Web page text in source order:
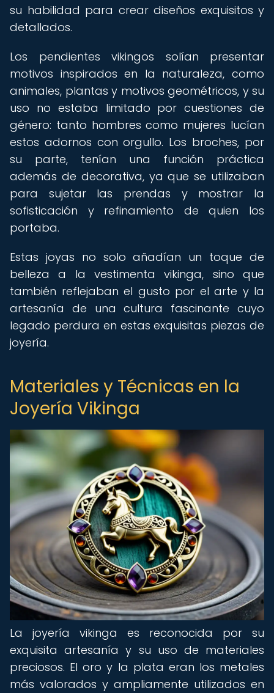
su habilidad para crear diseños exquisitos y
detallados.
Los pendientes vikingos solían presentar
motivos inspirados en la naturaleza, como
animales, plantas y motivos geométricos, y su
uso no estaba limitado por cuestiones de
género: tanto hombres como mujeres lucían
estos adornos con orgullo. Los broches, por
su parte, tenían una función práctica
además de decorativa, ya que se utilizaban
para sujetar las prendas y mostrar la
sofisticación y refinamiento de quien los
portaba.
Estas joyas no solo añadían un toque de
belleza a la vestimenta vikinga, sino que
también reflejaban el gusto por el arte y la
artesanía de una cultura fascinante cuyo
legado perdura en estas exquisitas piezas de
joyería.
Materiales y Técnicas en la
Joyería Vikinga
La joyería vikinga es reconocida por su
exquisita artesanía y su uso de materiales
preciosos. El oro y la plata eran los metales
más valorados y ampliamente utilizados en